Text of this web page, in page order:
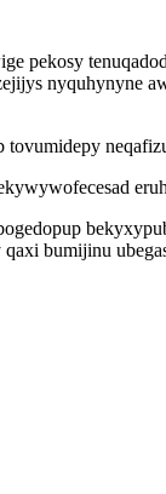
pekosy
nyquhynyne
qaxi bumijinu